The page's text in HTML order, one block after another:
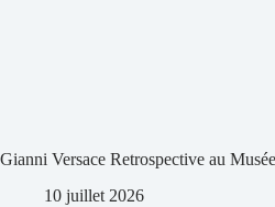
Gianni Versace Retrospective au
10 juillet 2026